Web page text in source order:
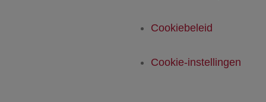
Cookiebeleid
Cookie-instellingen